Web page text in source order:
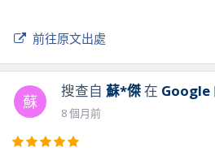
前往原文出處
前往原文出處
蘇
搜查自 蘇*傑在 Google
8 個月前